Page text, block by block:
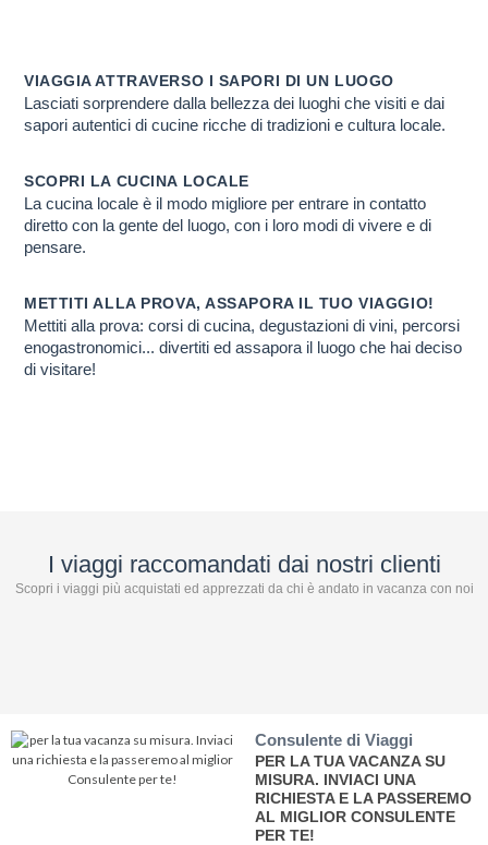
VIAGGIA ATTRAVERSO I SAPORI DI UN LUOGO
Lasciati sorprendere dalla bellezza dei luoghi che visiti e dai
sapori autentici di cucine ricche di tradizioni e cultura locale.
SCOPRI LA CUCINA LOCALE
La cucina locale è il modo migliore per entrare in contatto
diretto con la gente del luogo, con i loro modi di vivere e di
pensare.
METTITI ALLA PROVA, ASSAPORA IL TUO VIAGGIO!
Mettiti alla prova: corsi di cucina, degustazioni di vini, percorsi
enogastronomici... divertiti ed assapora il luogo che hai deciso
di visitare!
I viaggi raccomandati dai nostri clienti
Scopri i viaggi più acquistati ed apprezzati da chi è andato in vacanza con noi
Consulente di Viaggi
PER LA TUA VACANZA SU
MISURA. INVIACI UNA
RICHIESTA E LA PASSEREMO
AL MIGLIOR CONSULENTE
PER TE!